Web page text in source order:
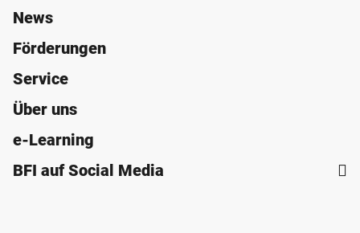
News
Förderungen
Service
Über uns
e-Learning
BFI auf Social Media